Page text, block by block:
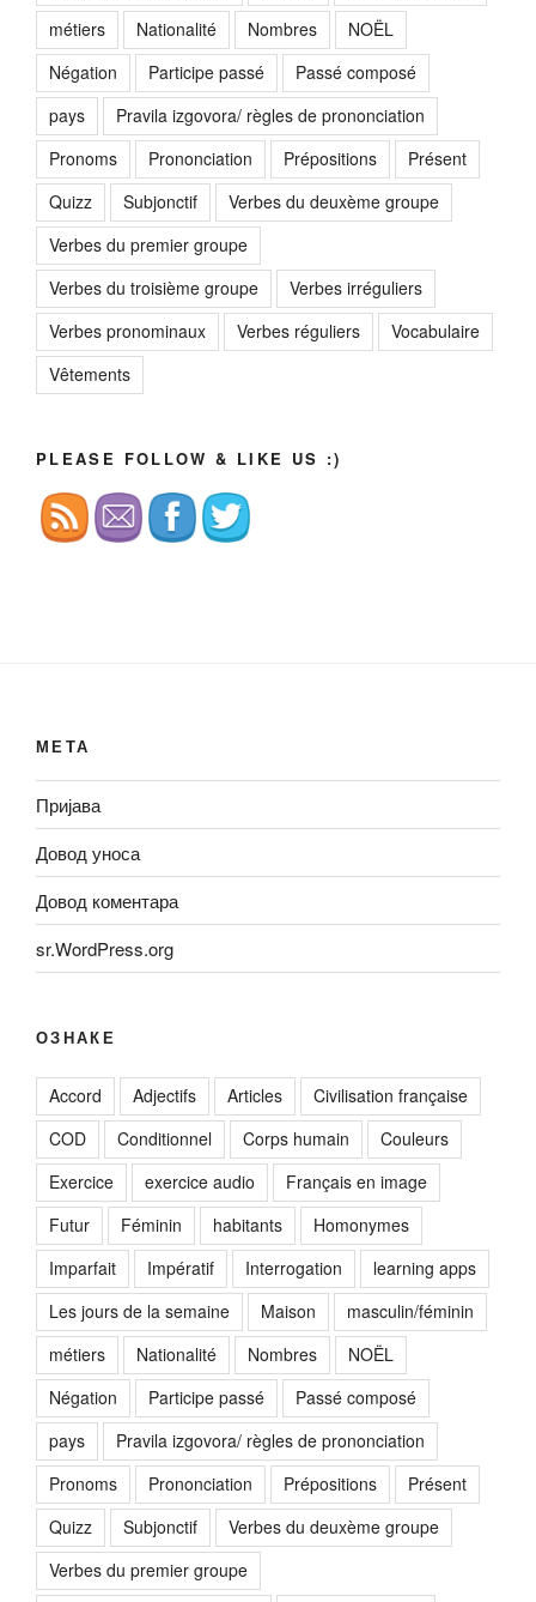
métiers
Nationalité Nombres
NOËL
Négation
Participe passé
Passé composé
pays
Pravila izgovora/ règles de prononciation
Pronoms
Prononciation Prépositions
Présent
Quizz
Subjonctif
Verbes du deuxème groupe
Verbes du premier groupe
Verbes du troisième groupe
Verbes irréguliers
Verbes pronominaux
Verbes réguliers
Vocabulaire
Vêtements
PLEASE FOLLOW & LIKE US :)
МЕТА
Пријава
Довод уноса
Довод коментара
sr.WordPress.org
ОЗНАКЕ
Accord Adjectifs Articles
Civilisation française
COD
Conditionnel Corps humain
Couleurs
Exercice
exercice audio
Français en image
Futur
Féminin habitants
Homonymes
Imparfait
Impératif Interrogation
learning apps
Les jours de la semaine
Maison
masculin/féminin
métiers
Nationalité Nombres
NOËL
Négation
Participe passé
Passé composé
pays
Pravila izgovora/ règles de prononciation
Pronoms
Prononciation Prépositions
Présent
Quizz
Subjonctif
Verbes du deuxème groupe
Verbes du premier groupe